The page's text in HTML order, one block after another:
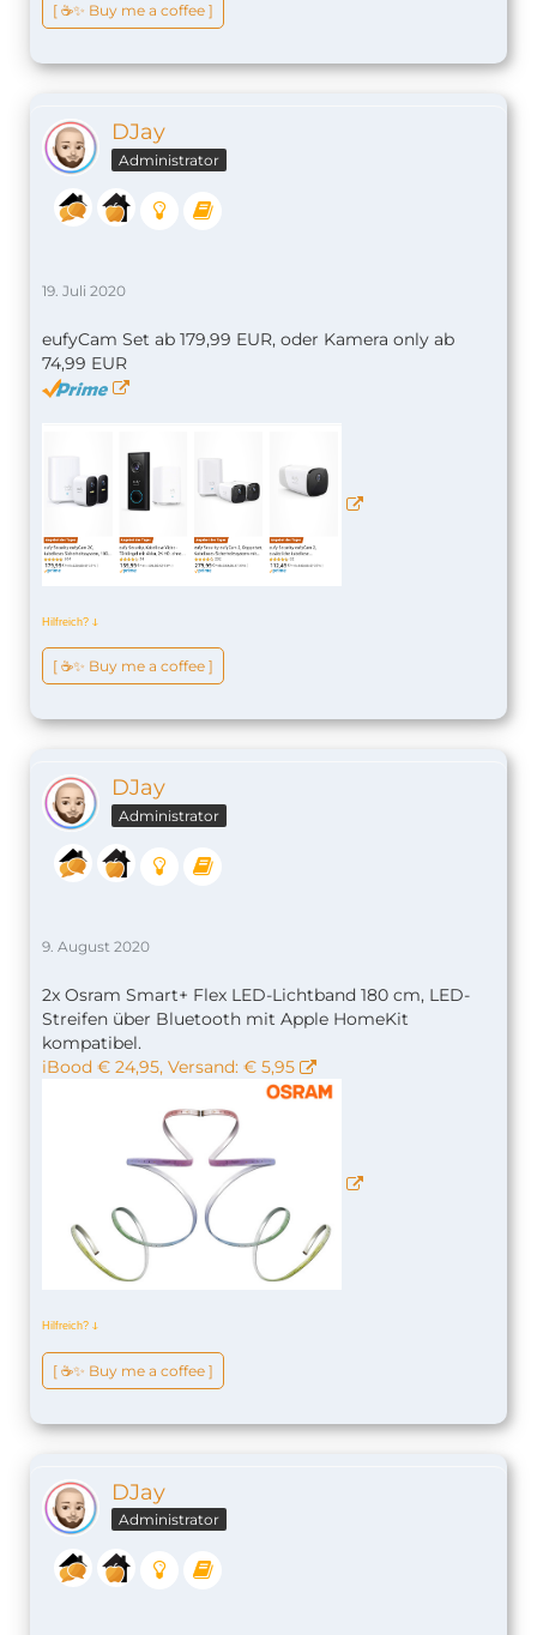
[ ☕️✨ Buy me a coffee ]
DJay
Administrator
19. Juli 2020
eufyCam Set ab 179,99 EUR, oder Kamera only ab
74,99 EUR
Hilfreich? ↆ
[ ☕️✨ Buy me a coffee ]
DJay
Administrator
9. August 2020
2x Osram Smart+ Flex LED-Lichtband 180 cm, LED-
Streifen über Bluetooth mit Apple HomeKit
kompatibel.
iBood € 24,95, Versand: € 5,95
Hilfreich? ↆ
[ ☕️✨ Buy me a coffee ]
DJay
Administrator